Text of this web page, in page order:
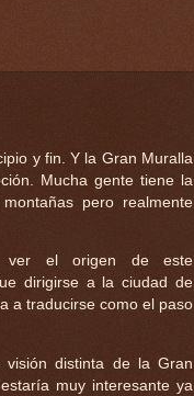
y fin. Y la Gran Muralla
Mucha gente tiene la
pero realmente
ver el origen de este
dirigirse a la ciudad de
a traducirse como el paso
distinta de la Gran
muy interesante ya